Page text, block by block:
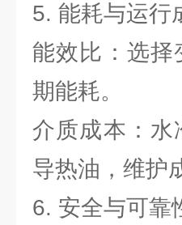
5. 能耗与运行
能效比：选择
期能耗。
介质成本：水
导热油，维护
6. 安全与可靠